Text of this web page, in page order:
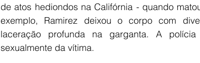
de atos hediondos na Califórnia - quando
exemplo, Ramirez deixou o corpo com
laceração profunda na garganta. A
sexualmente da vítima.